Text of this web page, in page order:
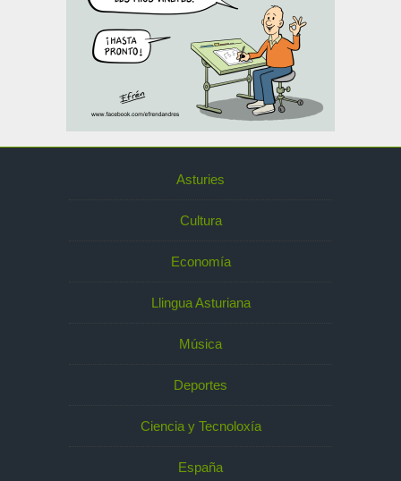
Asturies
Cultura
Economía
Llingua Asturiana
Música
Deportes
Ciencia y Tecnoloxía
España